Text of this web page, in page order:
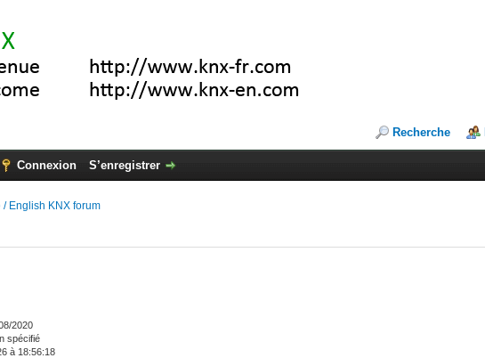
Recherche
Connexion S’enregistrer
/ English KNX forum
2020
spécifié
à 18:56:18